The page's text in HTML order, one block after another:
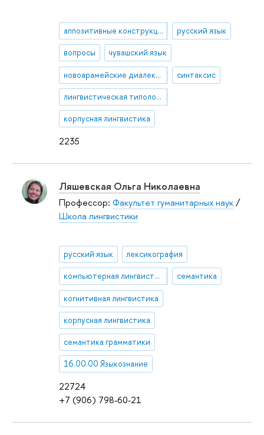
2235
аппозитивные конструкции русский язык
вопросы чувашский язык
новоарамейские диалекты синтаксис
лингвистическая типология
корпусная лингвистика
22724
+7 (906) 798-60-21
Ляшевская Ольга Николаевна
Профессор: Факультет гуманитарных наук/
Школа лингвистики
русский язык лексикография
компьютерная лингвистика семантика
когнитивная лингвистика
корпусная лингвистика
семантика грамматики
16.00.00 Языкознание